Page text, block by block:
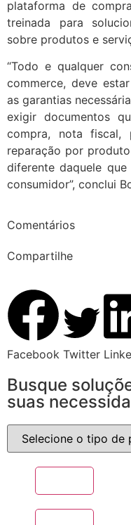
plataforma de
treinada para
sobre produtos e
“Todo e qualquer
commerce, deve
as garantias
exigir documentos
compra, nota
reparação por
diferente daquele
consumidor”, conclui
Comentários
Compartilhe
Facebook Twitter
Busque
suas